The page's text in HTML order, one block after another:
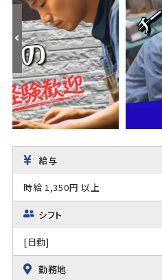
給与
時給 1,350円 以上
シフト
[日勤]
勤務地